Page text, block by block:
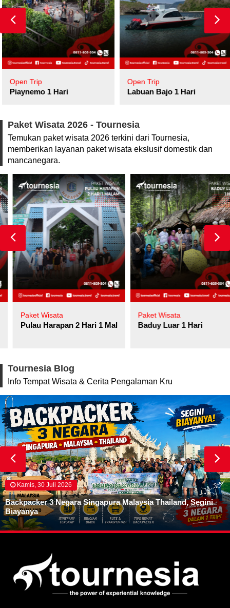
Open Trip
Piaynemo 1 Hari
Open Trip
Labuan Bajo 1 Hari
Paket Wisata 2026 - Tournesia
Temukan paket wisata 2026 terkini dari Tournesia,
memberikan layanan paket wisata ekslusif domestik dan
mancanegara.
Paket Wisata
Pulau Harapan 2 Hari 1 Malam
Paket Wisata
Baduy Luar 1 Hari
Tournesia Blog
Info Tempat Wisata & Cerita Pengalaman Kru
Rabu, 29 Juli 2026
Banda Neira Ada di Provinsi Mana? Banyak yang Salah
Tebak!